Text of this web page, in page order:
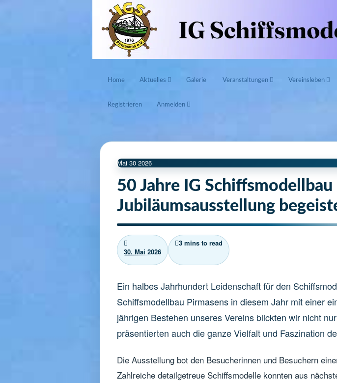
Home Aktuelles Galerie Veranstaltungen Vereinsleben
Registrieren Anmelden
Mai 30 2026
50 Jahre IG Schiffsmodellbau
Jubiläumsausstellung
30. Mai 2026
3 mins to read
Ein halbes Jahrhundert Leidenschaft für den
Schiffsmodellbau Pirmasens in diesem Jahr mit einer
jährigen Bestehen unseres Vereins blickten wir nicht
präsentierten auch die ganze Vielfalt und Faszination
Die Ausstellung bot den Besucherinnen und Besuchern
Zahlreiche detailgetreue Schiffsmodelle konnten aus